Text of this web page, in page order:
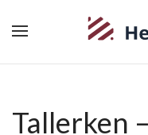
Tallerken